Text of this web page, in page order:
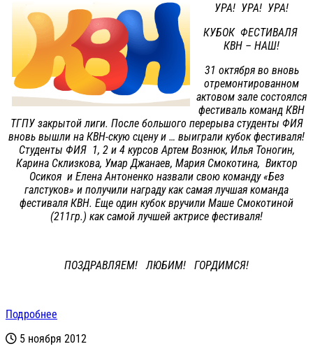
УРА! УРА! УРА!
КУБОК ФЕСТИВАЛЯ
КВН – НАШ!
31 октября во вновь
отремонтированном
актовом зале состоялся
фестиваль команд КВН
ТГПУ закрытой лиги. После большого перерыва студенты ФИЯ
вновь вышли на КВН-скую сцену и … выиграли кубок фестиваля!
Студенты ФИЯ 1, 2 и 4 курсов Артем Вознюк, Илья Тоногин,
Карина Склизкова, Умар Джанаев, Мария Смокотина, Виктор
Осикоя и Елена Антоненко назвали свою команду «Без
галстуков» и получили награду как самая лучшая команда
фестиваля КВН. Еще один кубок вручили Маше Смокотиной
(211гр.) как самой лучшей актрисе фестиваля!
ПОЗДРАВЛЯЕМ! ЛЮБИМ! ГОРДИМСЯ!
Подробнее
5 ноября 2012